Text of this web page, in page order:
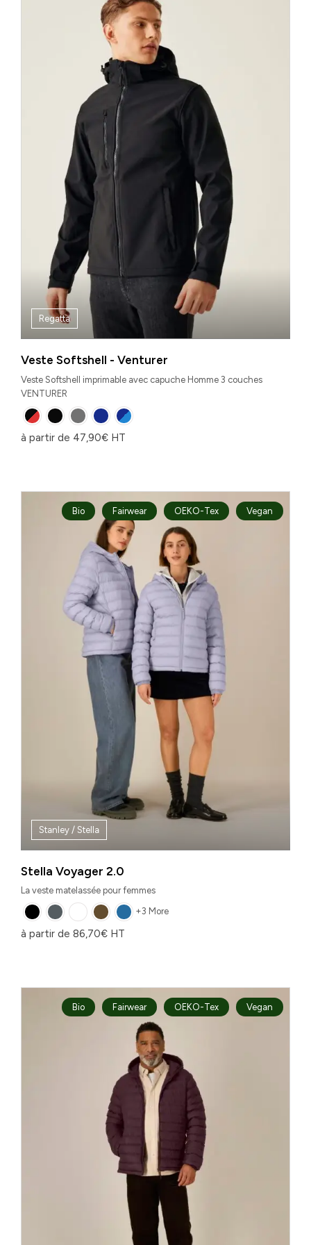
Regatta
Veste Softshell - Venturer
Veste Softshell imprimable avec capuche Homme 3 couches
VENTURER
à partir de 47,90€ HT
Bio Fairwear OEKO-Tex Vegan
Stanley / Stella
Stella Voyager 2.0
La veste matelassée pour femmes
+3 More
à partir de 86,70€ HT
Bio Fairwear OEKO-Tex Vegan